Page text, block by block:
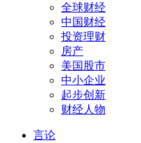
全球财经
中国财经
投资理财
房产
美国股市
中小企业
起步创新
财经人物
言论